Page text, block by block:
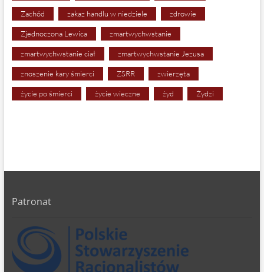
Zachód zakaz handlu w niedziele zdrowie
Zjednoczona Lewica zmartwychwstanie
zmartwychwstanie ciał zmartwychwstanie Jezusa
znoszenie kary śmierci ZSRR zwierzęta
życie po śmierci życie wieczne żyd Żydzi
Patronat